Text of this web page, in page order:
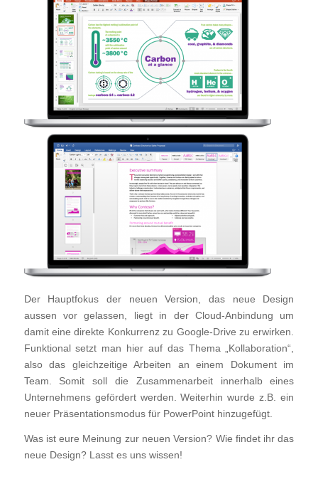
Der Hauptfokus der neuen Version, das neue Design
aussen vor gelassen, liegt in der Cloud-Anbindung um
damit eine direkte Konkurrenz zu Google-Drive zu erwirken.
Funktional setzt man hier auf das Thema „Kollaboration“,
also das gleichzeitige Arbeiten an einem Dokument im
Team. Somit soll die Zusammenarbeit innerhalb eines
Unternehmens gefördert werden. Weiterhin wurde z.B. ein
neuer Präsentationsmodus für PowerPoint hinzugefügt.
Was ist eure Meinung zur neuen Version? Wie findet ihr das
neue Design? Lasst es uns wissen!